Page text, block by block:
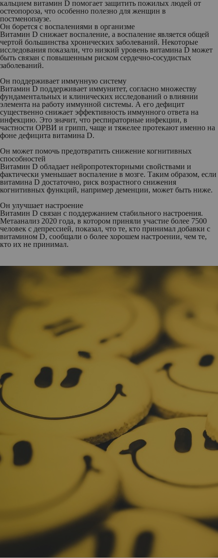
кальцием витамин D помогает защитить пожилых людей от
остеопороза, что особенно полезно для женщин в
постменопаузе.
Он борется с воспалениями в организме
Витамин D снижает воспаление, а воспаление является общей
чертой большинства хронических заболеваний. Некоторые
исследования показали, что низкий уровень витамина D может
быть связан с повышенным риском сердечно-сосудистых
заболеваний.
Он поддерживает иммунную систему
Витамин D поддерживает иммунитет, согласно множеству
фундаментальных и клинических исследований о влиянии
элемента на работу иммунной системы. А его дефицит
существенно снижает эффективность иммунного ответа на
инфекцию. Это значит, что респираторные инфекции, в
частности ОРВИ и грипп, чаще и тяжелее протекают именно на
фоне дефицита витамина D.
Он может помочь предотвратить снижение когнитивных
способностей
Витамин D обладает нейропротекторными свойствами и
фактически уменьшает воспаление в мозге. Таким образом, если
витамина D достаточно, риск возрастного снижения
когнитивных функций, например деменции, может быть ниже.
Он улучшает настроение
Витамин D связан с поддержанием стабильного настроения.
Метаанализ 2020 года, в котором приняли участие более 7500
человек с депрессией, показал, что те, кто принимал добавки с
витамином D, сообщали о более хорошем настроении, чем те,
кто их не принимал.